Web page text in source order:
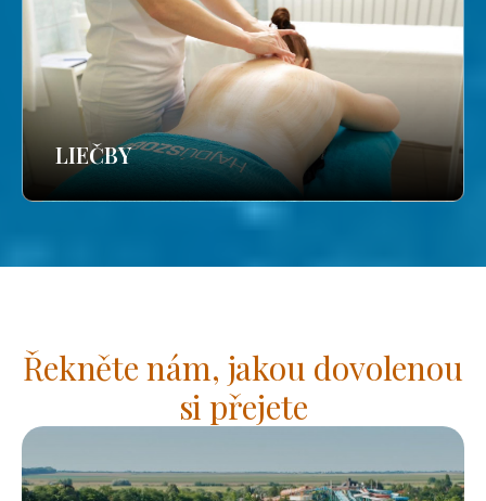
LIEČBY
Řekněte nám, jakou dovolenou
si přejete